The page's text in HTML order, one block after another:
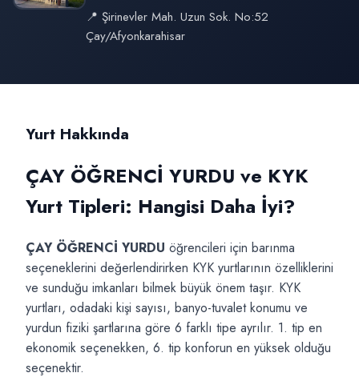
📍 Şirinevler Mah. Uzun Sok. No:52
Çay/Afyonkarahisar
Yurt Hakkında
ÇAY ÖĞRENCİ YURDU ve KYK
Yurt Tipleri: Hangisi Daha İyi?
ÇAY ÖĞRENCİ YURDU öğrencileri için barınma
seçeneklerini değerlendirirken KYK yurtlarının özelliklerini
ve sunduğu imkanları bilmek büyük önem taşır. KYK
yurtları, odadaki kişi sayısı, banyo-tuvalet konumu ve
yurdun fiziki şartlarına göre 6 farklı tipe ayrılır. 1. tip en
ekonomik seçenekken, 6. tip konforun en yüksek olduğu
seçenektir.